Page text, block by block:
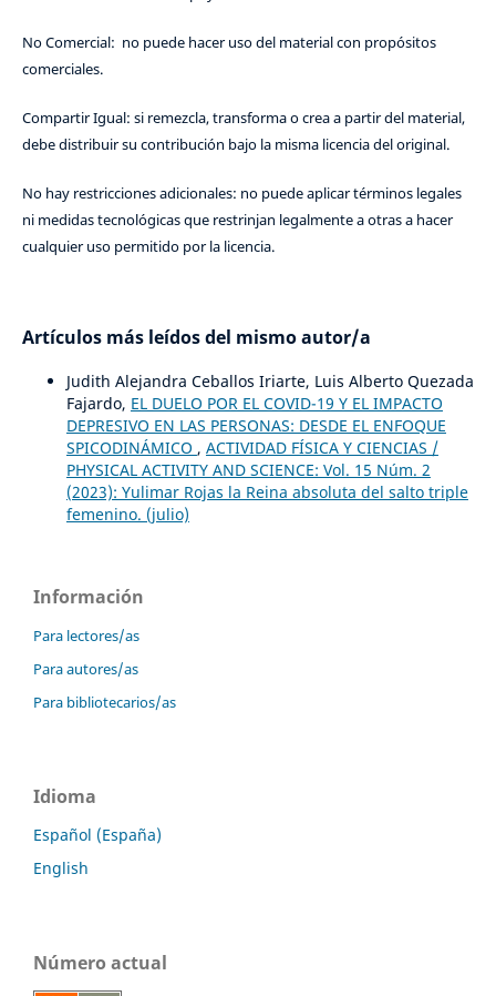
No Comercial: no puede hacer uso del material con propósitos
comerciales.
Compartir Igual: si remezcla, transforma o crea a partir del material,
debe distribuir su contribución bajo la misma licencia del original.
No hay restricciones adicionales: no puede aplicar términos legales
ni medidas tecnológicas que restrinjan legalmente a otras a hacer
cualquier uso permitido por la licencia.
Artículos más leídos del mismo autor/a
Judith Alejandra Ceballos Iriarte, Luis Alberto Quezada
Fajardo, EL DUELO POR EL COVID-19 Y EL IMPACTO
DEPRESIVO EN LAS PERSONAS: DESDE EL ENFOQUE
SPICODINÁMICO , ACTIVIDAD FÍSICA Y CIENCIAS /
PHYSICAL ACTIVITY AND SCIENCE: Vol. 15 Núm. 2
(2023): Yulimar Rojas la Reina absoluta del salto triple
femenino. (julio)
Información
Para lectores/as
Para autores/as
Para bibliotecarios/as
Idioma
Español (España)
English
Número actual